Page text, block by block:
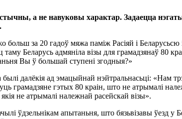
а не навуковы характар. Задаецца
за 20 гадоў мяжа паміж Расіяй і Беларусьсю
Беларусь адмяніла візы для грамадзянаў 80
Вы ў большай ступені згодныя?»
далёкія ад эмацыйнай нэйтральнасьці: «Нам
грамадзяне гэтых 80 краін, што не атрымалі
якія не атрымалі належнай расейскай візы».
ўдзельнікам апытаньня, што бязьвізавы ўезд у